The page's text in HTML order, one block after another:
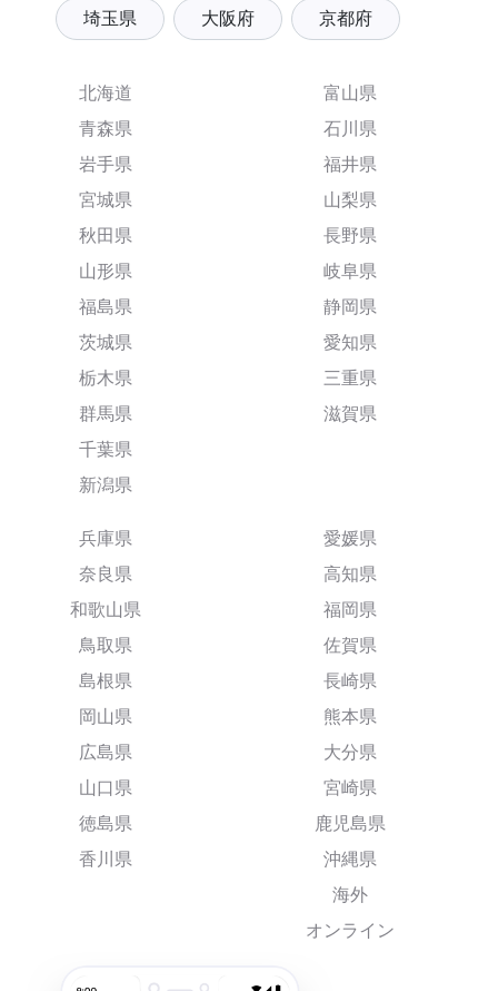
埼玉県 大阪府 京都府
北海道
青森県
岩手県
宮城県
秋田県
山形県
福島県
茨城県
栃木県
群馬県
千葉県
新潟県
富山県
石川県
福井県
山梨県
長野県
岐阜県
静岡県
愛知県
三重県
滋賀県
兵庫県
奈良県
和歌山県
鳥取県
島根県
岡山県
広島県
山口県
徳島県
香川県
愛媛県
高知県
福岡県
佐賀県
長崎県
熊本県
大分県
宮崎県
鹿児島県
沖縄県
海外
オンライン